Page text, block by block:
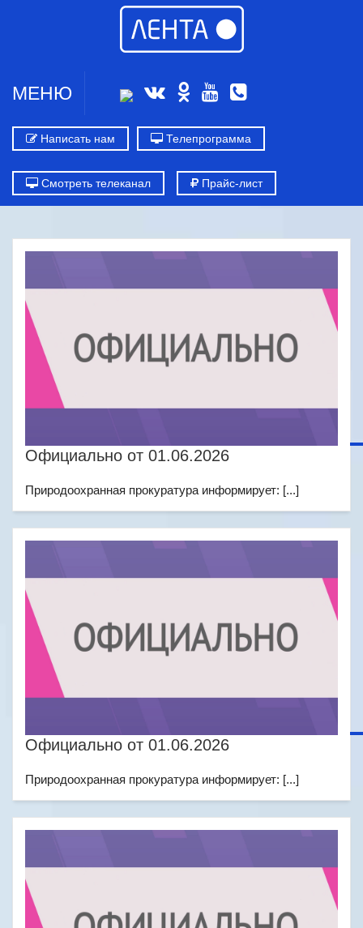
МЕНЮ
Написать нам Телепрограмма
Смотреть телеканал Прайс-лист
Официально от 01.06.2026
Природоохранная прокуратура информирует: [...]
Официально от 01.06.2026
Природоохранная прокуратура информирует: [...]